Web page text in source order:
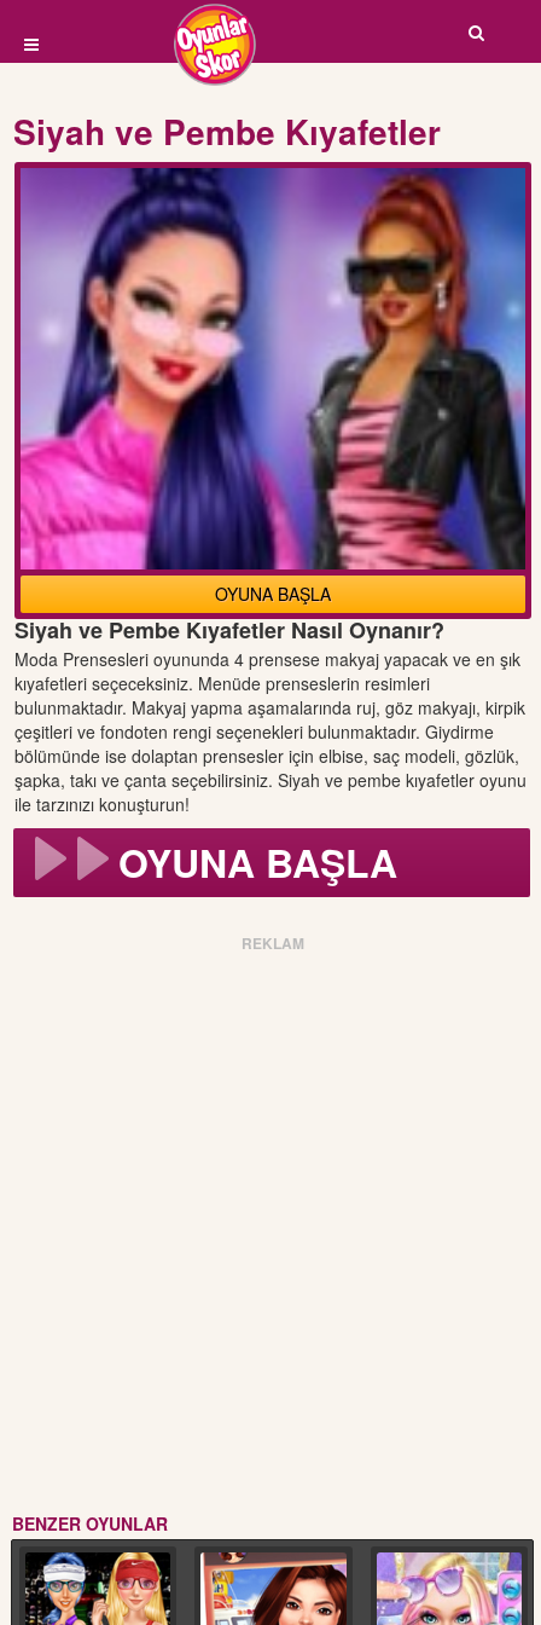
Siyah ve Pembe Kıyafetler
OYUNA BAŞLA
Siyah ve Pembe Kıyafetler Nasıl Oynanır?
Moda Prensesleri oyununda 4 prensese makyaj yapacak ve en şık
kıyafetleri seçeceksiniz. Menüde prenseslerin resimleri
bulunmaktadır. Makyaj yapma aşamalarında ruj, göz makyajı, kirpik
çeşitleri ve fondoten rengi seçenekleri bulunmaktadır. Giydirme
bölümünde ise dolaptan prensesler için elbise, saç modeli, gözlük,
şapka, takı ve çanta seçebilirsiniz. Siyah ve pembe kıyafetler oyunu
ile tarzınızı konuşturun!
OYUNA BAŞLA
REKLAM
BENZER OYUNLAR